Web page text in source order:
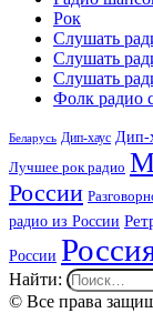
Рок
Слушать
Слушать
Слушать
Фолк радио
Беларусь Дип-хаус Дип-
Лучшее рок радио
России
радио из России
России
Найти:
© Все права